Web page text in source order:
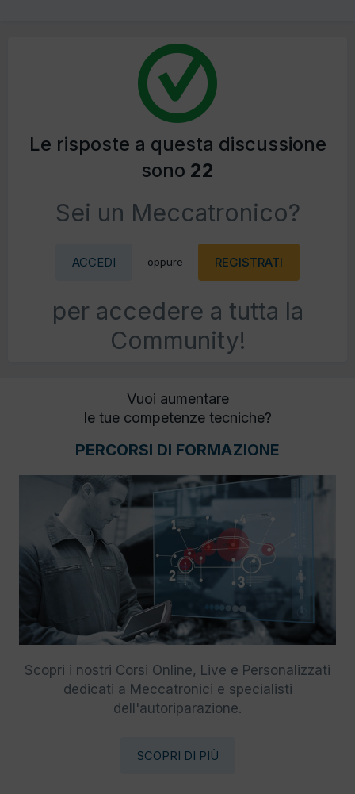
Le risposte a questa discussione
sono 22
Sei un Meccatronico?
ACCEDI oppure REGISTRATI
per accedere a tutta la
Community!
Vuoi aumentare
le tue competenze tecniche?
PERCORSI DI FORMAZIONE
Scopri i nostri Corsi Online, Live e Personalizzati
dedicati a Meccatronici e specialisti
dell'autoriparazione.
SCOPRI DI PIÙ